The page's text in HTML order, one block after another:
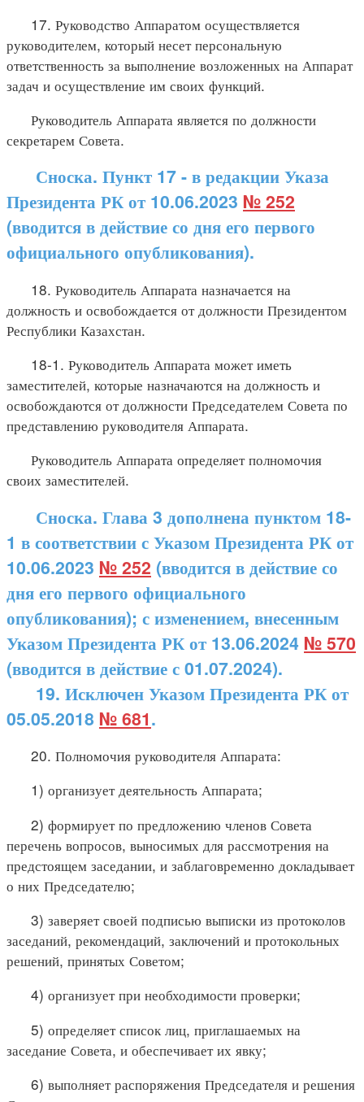
17. Руководство Аппаратом осуществляется
руководителем, который несет персональную
ответственность за выполнение возложенных на Аппарат
задач и осуществление им своих функций.
Руководитель Аппарата является по должности
секретарем Совета.
Сноска. Пункт 17 - в редакции Указа
Президента РК от 10.06.2023 № 252
(вводится в действие со дня его первого
официального опубликования).
18. Руководитель Аппарата назначается на
должность и освобождается от должности Президентом
Республики Казахстан.
18-1. Руководитель Аппарата может иметь
заместителей, которые назначаются на должность и
освобождаются от должности Председателем Совета по
представлению руководителя Аппарата.
Руководитель Аппарата определяет полномочия
своих заместителей.
Сноска. Глава 3 дополнена пунктом 18-
1 в соответствии с Указом Президента РК от
10.06.2023 № 252 (вводится в действие со
дня его первого официального
опубликования); с изменением, внесенным
Указом Президента РК от 13.06.2024 № 570
(вводится в действие с 01.07.2024).
19. Исключен Указом Президента РК от
05.05.2018 № 681.
20. Полномочия руководителя Аппарата:
1) организует деятельность Аппарата;
2) формирует по предложению членов Совета
перечень вопросов, выносимых для рассмотрения на
предстоящем заседании, и заблаговременно докладывает
о них Председателю;
3) заверяет своей подписью выписки из протоколов
заседаний, рекомендаций, заключений и протокольных
решений, принятых Советом;
4) организует при необходимости проверки;
5) определяет список лиц, приглашаемых на
заседание Совета, и обеспечивает их явку;
6) выполняет распоряжения Председателя и решения